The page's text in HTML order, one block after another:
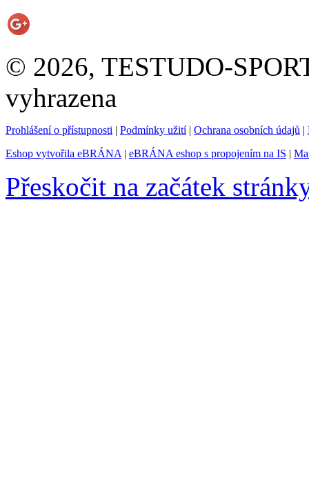
© 2026, TESTUDO-
vyhrazena
Prohlášení o přístupnosti | Podmínky užití| Ochrana osobních údajů |
Eshop vytvořila eBRÁNA | eBRÁNA eshop s propojením na IS |
Přeskočit na začátek